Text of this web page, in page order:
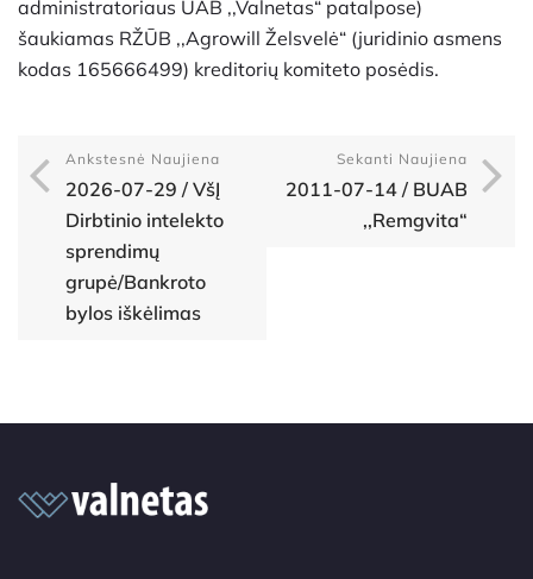
administratoriaus UAB ,,Valnetas“ patalpose)
šaukiamas RŽŪB ,,Agrowill Želsvelė“ (juridinio asmens
kodas 165666499) kreditorių komiteto posėdis.
Ankstesnė Naujiena
2026-07-29 / VšĮ
Dirbtinio intelekto
sprendimų
grupė/Bankroto
bylos iškėlimas
Sekanti Naujiena
2011-07-14 / BUAB
,,Remgvita“